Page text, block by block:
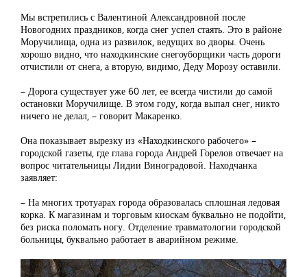
Мы встретились с Валентиной Александровной после
Новогодних праздников, когда снег успел стаять. Это в районе
Моручилища, одна из развилок, ведущих во дворы. Очень
хорошо видно, что находкинские снегоуборщики часть дороги
отчистили от снега, а вторую, видимо, Деду Морозу оставили.
– Дорога существует уже 60 лет, ее всегда чистили до самой
остановки Моручилище. В этом году, когда выпал снег, никто
ничего не делал, – говорит Макаренко.
Она показывает вырезку из «Находкинского рабочего» –
городской газеты, где глава города Андрей Горелов отвечает на
вопрос читательницы Лидии Виноградовой. Находчанка
заявляет:
– На многих тротуарах города образовалась сплошная ледовая
корка. К магазинам и торговым киоскам буквально не подойти,
без риска поломать ногу. Отделение травматологии городской
больницы, буквально работает в аварийном режиме.